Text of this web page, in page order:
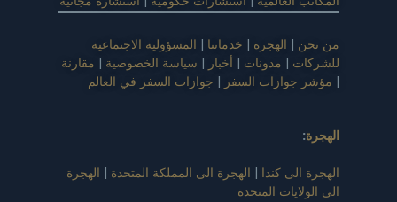
من نحن | الهجرة | خدماتنا | المسؤولية الاجتماعية
للشركات | مدونات | أخبار | سياسة الخصوصية | مقارنة
| مؤشر جوازات السفر | جوازات السفر في العالم
الهجرة:
الهجرة الى كندا | الهجرة الى المملكة المتحدة | الهجرة
الى الولايات المتحدة